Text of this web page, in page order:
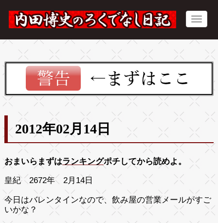
2012年02月14日
おまいらまずはランキングポチしてから読めよ。
皇紀 2672年 2月14日
今日はバレンタインなので、飲み屋の営業メールがすご
いかな？